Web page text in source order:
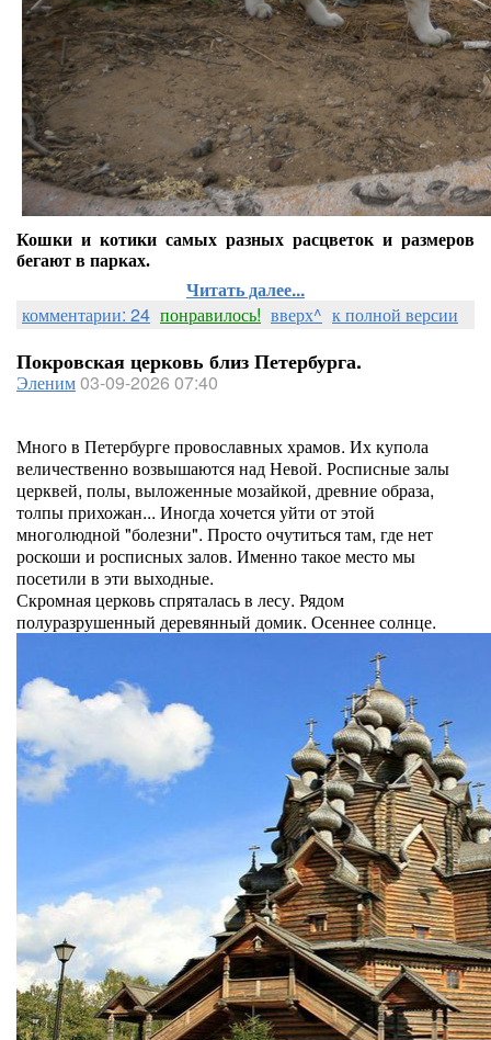
Кошки и котики самых разных расцветок и размеров
бегают в парках.
Читать далее...
комментарии: 24 понравилось! вверх^ к полной версии
Покровская церковь близ Петербурга.
Эленим03-09-2026 07:40
Много в Петербурге провославных храмов. Их купола
величественно возвышаются над Невой. Росписные залы
церквей, полы, выложенные мозайкой, древние образа,
толпы прихожан... Иногда хочется уйти от этой
многолюдной "болезни". Просто очутиться там, где нет
роскоши и росписных залов. Именно такое место мы
посетили в эти выходные.
Скромная церковь спряталась в лесу. Рядом
полуразрушенный деревянный домик. Осеннее солнце.